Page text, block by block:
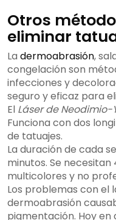
Otros
eliminar
La dermoabrasión,
congelación son
infecciones y
seguro y eficaz para
El Láser de
Funciona con dos
de tatuajes.
La duración de cada
minutos. Se
multicolores y no
Los problemas con el
dermoabrasión
pigmentación. Hoy en